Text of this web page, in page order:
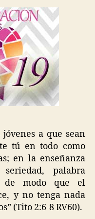
a que sean
tú en todo como
en la enseñanza
palabra
de modo que el
y no tenga nada
(Tito 2:6-8 RV60).